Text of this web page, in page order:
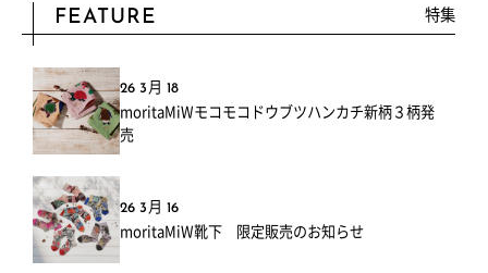
FEATURE 特集
26 3月 18
moritaMiWモコモコドウブツハンカチ新柄３柄発
売
26 3月 16
moritaMiW靴下 限定販売のお知らせ